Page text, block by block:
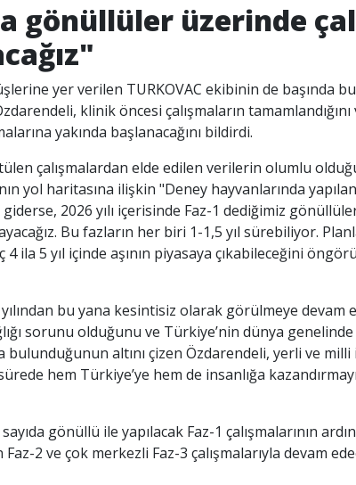
gönüllüler üzerinde
yer verilen TURKOVAC ekibinin de başında
klinik öncesi çalışmaların tamamlandığını
yakında başlanacağını bildirdi.
çalışmalardan elde edilen verilerin olumlu
yol haritasına ilişkin "Deney hayvanlarında
2026 yılı içerisinde Faz-1 dediğimiz
Bu fazların her biri 1-1,5 yıl sürebiliyor.
4 ila 5 yıl içinde aşının piyasaya çıkabileceğini
bu yana kesintisiz olarak görülmeye devam
sorunu olduğunu ve Türkiye’nin dünya
bulunduğunun altını çizen Özdarendeli, yerli ve
hem Türkiye’ye hem de insanlığa
sayıda gönüllü ile yapılacak Faz-1 çalışmalarının
Faz-2 ve çok merkezli Faz-3 çalışmalarıyla devam